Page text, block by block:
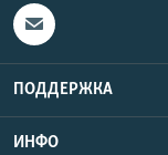
ПОДДЕРЖКА
ИНФО